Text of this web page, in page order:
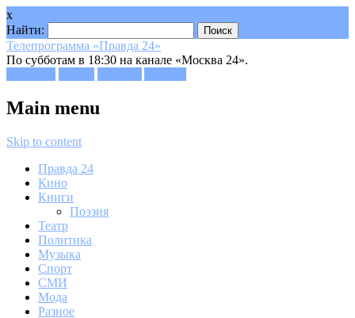
x
Найти:
Телепрограмма «Правда 24»
По субботам в 18:30 на канале «Москва 24».
Main menu
Skip to content
Правда 24
Кино
Книги
Поэзия
Театр
Политика
Музыка
Спорт
СМИ
Мода
Разное